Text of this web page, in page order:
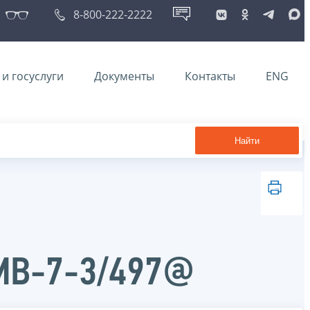
8-800-222-2222
госуслуги Документы Контакты ENG
Найти
7-3/497@